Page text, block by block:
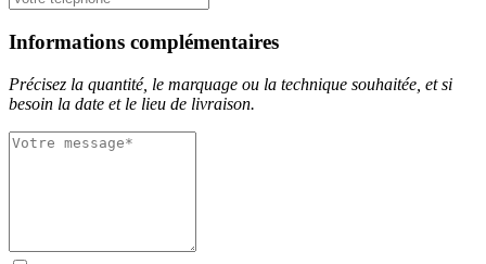
Informations complémentaires
Précisez la quantité, le marquage ou la technique souhaitée, et si
besoin la date et le lieu de livraison.